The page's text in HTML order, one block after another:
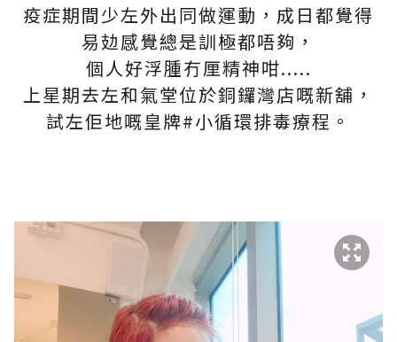
疫症期間少左外出同做運動，成日都覺得
易攰感覺總是訓極都唔夠，
個人好浮腫冇厘精神咁.....
上星期去左和氣堂位於銅鑼灣店嘅新舖，
試左佢地嘅皇牌#小循環排毒療程。